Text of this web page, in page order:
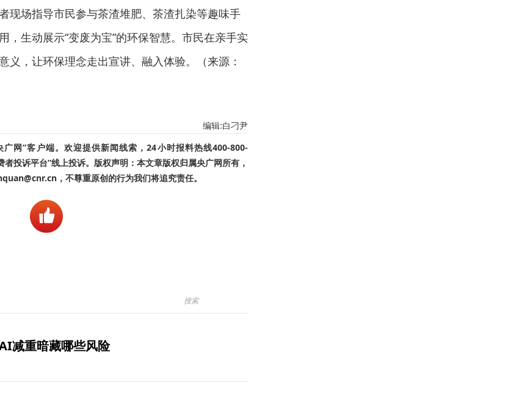
现场指导市民参与茶渣堆肥、茶渣扎染等趣味手
，生动展示“变废为宝”的环保智慧。市民在亲手实
义，让环保理念走出宣讲、融入体验。（来源：
编辑:白刁尹
网”客户端。欢迎提供新闻线索，24小时报料热线400-800-
投诉平台”线上投诉。版权声明：本文章版权归属央广网所有，
，不尊重原创的行为我们将追究责任。
减重暗藏哪些风险